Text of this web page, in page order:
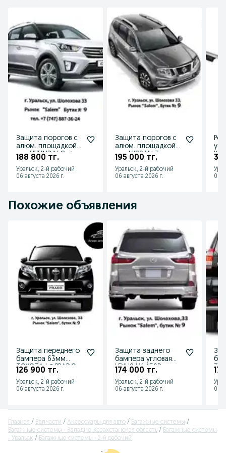
Защита порогов с
алюм. площадкой
для HYUNDAI Creta
188 800 тг.
Уральск, 2-й рабочий
06 августа 2026 г.
Защита порогов с
алюм. площадкой
для NISSAN Terrano
195 000 тг.
Уральск, 2-й рабочий
06 августа 2026 г.
36
06
Похожие объявления
Защита переднего
бампера 63мм
TOYOTA LС PRADO
г.в.
126 900 тг.
Уральск, 2-й рабочий
06 августа 2026 г.
Защита заднего
бампера угловая
LEXUS LX 450D от
174 000 тг.
Уральск, 2-й рабочий
06 августа 2026 г.
г.в.
06
Главная Запчасти Аксессуары для авто
Багажные системы
Багажные системы - Западно-Казахстанская область
Багажные системы
- Уральск
Багажные системы - 2-й рабочий